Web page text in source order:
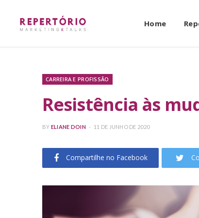
Home
CARREIRA E PROFISSÃO
Resistência às
BY ELIANE DOIN 11 DE JUNHO DE 2020
Compartilhe no Facebook